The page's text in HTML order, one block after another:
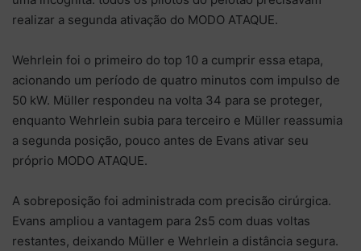
realizar a segunda ativação do MODO ATAQUE.
Wehrlein foi o primeiro do top 10 a cumprir essa etapa,
acionando um período de quatro minutos com impulso de
50 kW. Müller respondeu na volta 34 para se proteger,
enquanto Wehrlein subia para terceiro e Müller reassumia
a segunda posição, pouco antes de Evans ativar seu
próprio MODO ATAQUE.
A sobreposição foi administrada com precisão cirúrgica.
Evans ampliou a vantagem para 2s5 com duas voltas
restantes, deixando Müller e Wehrlein a distância segura.